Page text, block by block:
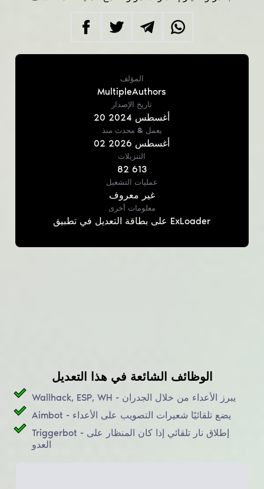
المؤلف
MultipleAuthors
تاريخ الإصدار
20 أغسطس
يعمل & محدث منذ
02 أغسطس
التنزيلات
82 613
عمليات التشغيل
غير معروف
معلومات أخرى
على بطاقة التعديل في تطبيق ExLoader
الوظائف الشائعة في هذا التعديل
Wallhack, ESP, WH - يبرز الأعداء من خلال الجدران
Aimbot - يضع تلقائيًا شعيرات التصويب على الأعداء
Triggerbot - إطلاق نار تلقائي إذا كان المنظار على
العدو